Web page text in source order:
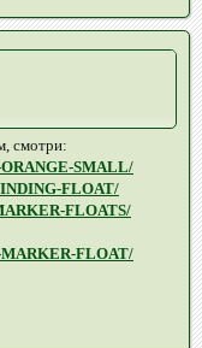
смотри:
ORANGE-SMALL/
FLOAT/
FLOATS/
MARKER-FLOAT/